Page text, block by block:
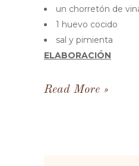
un chorretón de
1 huevo cocido
sal y pimienta
ELABORACIÓN
Read More